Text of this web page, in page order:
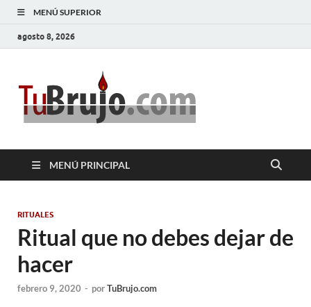
MENÚ SUPERIOR
agosto 8, 2026
MENÚ PRINCIPAL
RITUALES
Ritual que no debes dejar de
hacer
febrero 9, 2020 - porTuBrujo.com